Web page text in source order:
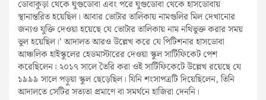
ডোবাকুড়া থেকে ঘুগুডোবা এবং পরে ঘুগুডোবা থেকে হাসডোবায়
স্থানান্তরিত হয়েছিল। আবার ভোটার তালিকায় নামগুলির মিল দেখানোর
জন্যও যুক্তি দেওয়া হয়েছে যে ভোটার তালিকায় নাম নথিভুক্ত করার সময়
ভুল হয়েছিল।’ আদালত আরও উল্লেখ করে যে পিটিশনার হাসডোবা
আঞ্চলিক হাইস্কুলের হেডমাস্টারের দেওয়া স্কুল সার্টিফিকেট পেশ
করেছিলেন। ২০১৭ সালে তৈরি করা ওই সার্টিফিকেটে উল্লেখ রয়েছে যে
১৯৯৯ সালে পড়ুয়া স্কুল ছেড়েছিল। যিনি শংসাপত্রটি দিয়েছিলেন, তিনি
আদালতে সেটির সত্যতা প্রমাণে বা সমর্থনে হাজিরা দেননি।